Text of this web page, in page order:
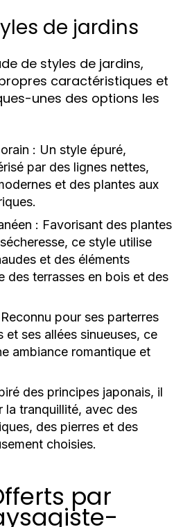
de jardins
de styles de jardins,
caractéristiques et
unes des options les
: Un style épuré,
par des lignes nettes,
et des plantes aux
: Favorisant des plantes
ce style utilise
et des éléments
des terrasses en bois et des
Reconnu pour ses parterres
et ses allées sinueuses, ce
ambiance romantique et
des principes japonais, il
la tranquillité, avec des
des pierres et des
choisies.
par